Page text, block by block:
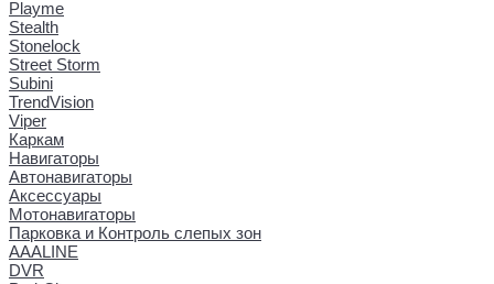
Playme
Stealth
Stonelock
Street Storm
Subini
TrendVision
Viper
Каркам
Навигаторы
Автонавигаторы
Аксессуары
Мотонавигаторы
Парковка и Контроль слепых зон
AAALINE
DVR